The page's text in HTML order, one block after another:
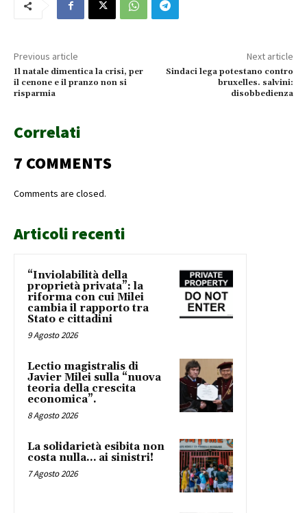
Previous article
Il natale dimentica la crisi, per
il cenone e il pranzo non si
risparmia
Next article
Sindaci lega potestano contro
bruxelles. salvini:
disobbedienza
Correlati
7 COMMENTS
Comments are closed.
Articoli recenti
“Inviolabilità della
proprietà privata”: la
riforma con cui Milei
cambia il rapporto tra
Stato e cittadini
9 Agosto 2026
Lectio magistralis di
Javier Milei sulla “nuova
teoria della crescita
economica”.
8 Agosto 2026
La solidarietà esibita non
costa nulla… ai sinistri!
7 Agosto 2026